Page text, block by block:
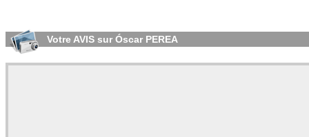
Votre AVIS sur Óscar PEREA